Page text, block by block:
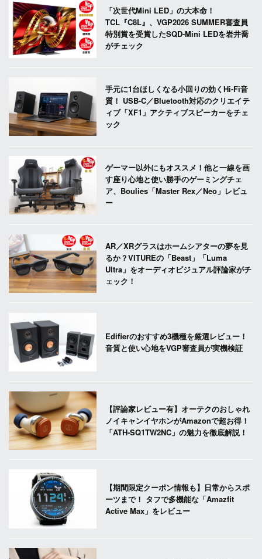
「次世代Mini LED」の大本命！
TCL『C8L』、VGP2026 SUMMER審査員
特別賞を受賞したSQD-Mini LEDを岩井喬
がチェック
手元に1台ほしくなる小回りの効くHi-Fi音
質！ USB-C／Bluetooth対応のクリエイテ
ィブ「XF1」アクティブスピーカーをチェ
ック
ゲーマー以外にもオススメ！他と一線を画
す座り心地と使い勝手のゲーミングチェ
ア、Boulies「Master Rex／Neo」レビュ
ー
AR／XRグラスはホームシアターの夢を見
るか？VITUREの「Beast」「Luma
Ultra」をオーディオビジュアル評論家がチ
ェック！
Edifierのおすすめ3機種を厳選レビュー！
音質と使い心地をVGP審査員が実機検証
【評論家レビュー有】オーテクのおしゃれ
ノイキャンイヤホンがAmazonで超お得！
「ATH-SQ1TW2NC」の魅力を徹底解説！
【期間限定クーポン情報も】日常からスポ
ーツまで！ タフで多機能な「Amazfit
Active Max」をレビュー